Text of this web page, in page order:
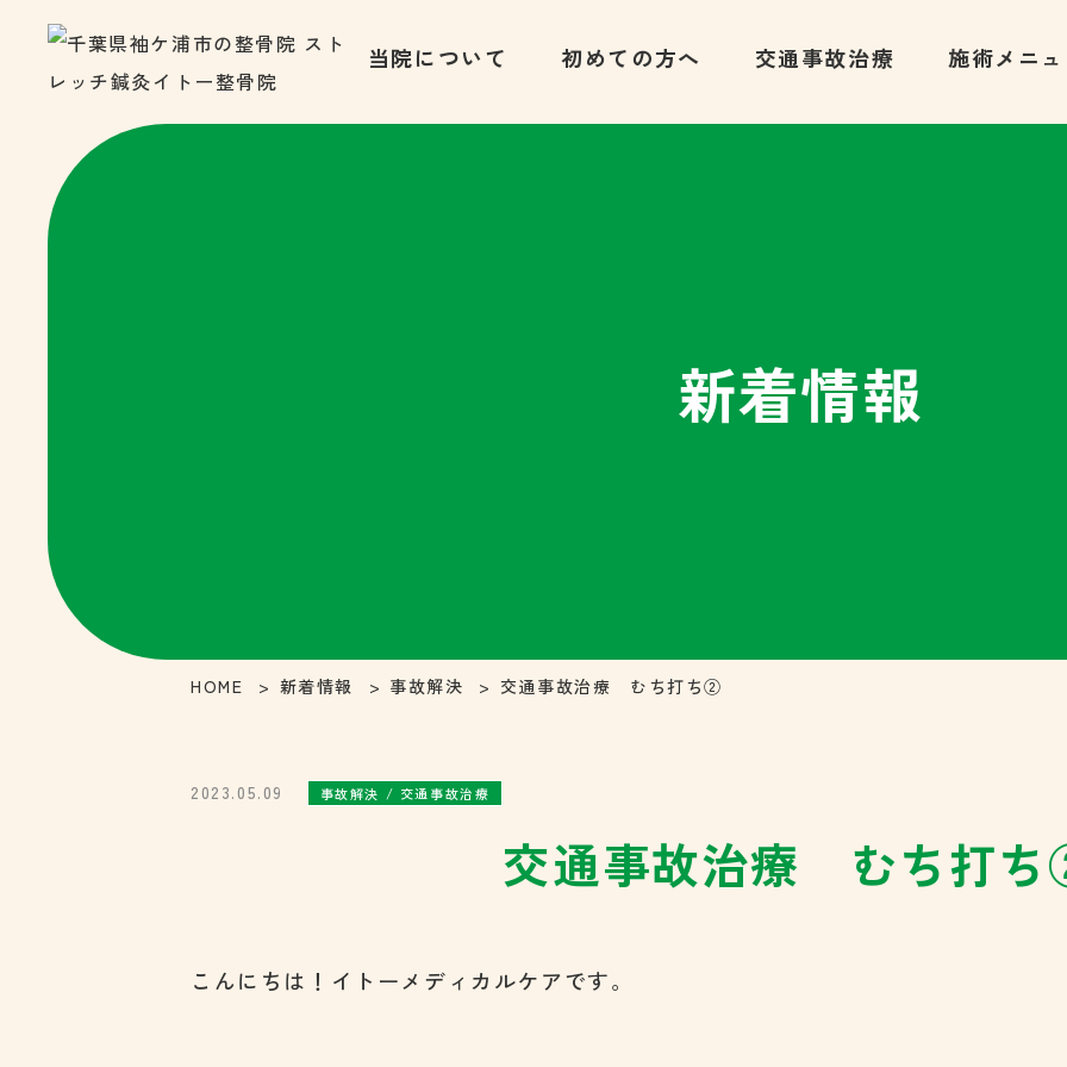
当院について 初めての方へ 交通事故治療 施術メニ
新着情報
HOME 新着情報 事故解決 交通事故治療 むち打ち②
2023.05.09 事故解決 / 交通事故治療
交通事故治療 むち打
こんにちは！イトーメディカルケアです。